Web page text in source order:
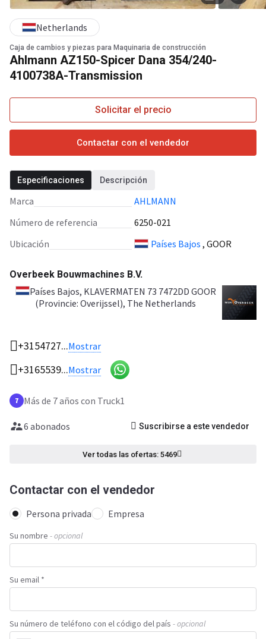
Caja de cambios y piezas para Maquinaria de construcción
Ahlmann AZ150-Spicer Dana 354/240-
4100738A-Transmission
Netherlands
Solicitar el precio
Contactar con el vendedor
Especificaciones Descripción
Marca
AHLMANN
Número de referencia
6250-021
Ubicación
Países Bajos , GOOR
Overbeek Bouwmachines B.V.
Países Bajos, KLAVERMATEN 73 7472DD GOOR
(Provincie: Overijssel), The Netherlands
+3154727...Mostrar
+3165539...Mostrar
7 Más de 7 años con Truck1
6 abonados Suscribirse a este vendedor
Ver todas las ofertas: 5469
Contactar con el vendedor
Persona privada Empresa
Su nombre - opcional
Su email *
Su número de teléfono con el código del país - opcional